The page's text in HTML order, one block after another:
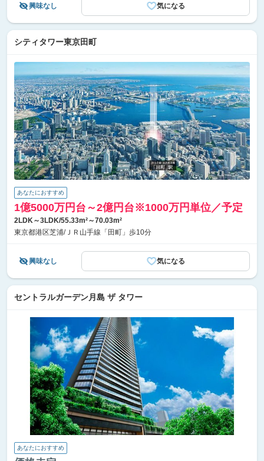
興味なし 気になる
シティタワー東京田町
あなたにおすすめ
1億5000万円台～2億円台※1000万円単位／予定
2LDK～3LDK/55.33m²～70.03m²
東京都港区芝浦/ＪＲ山手線「田町」歩10分
興味なし 気になる
セントラルガーデン月島 ザ タワー
あなたにおすすめ